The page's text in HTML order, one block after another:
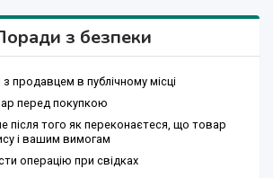
з безпеки
продавцем в публічному місці
перед покупкою
після того як переконаєтеся, що товар
і вашим вимогам
операцію при свідках